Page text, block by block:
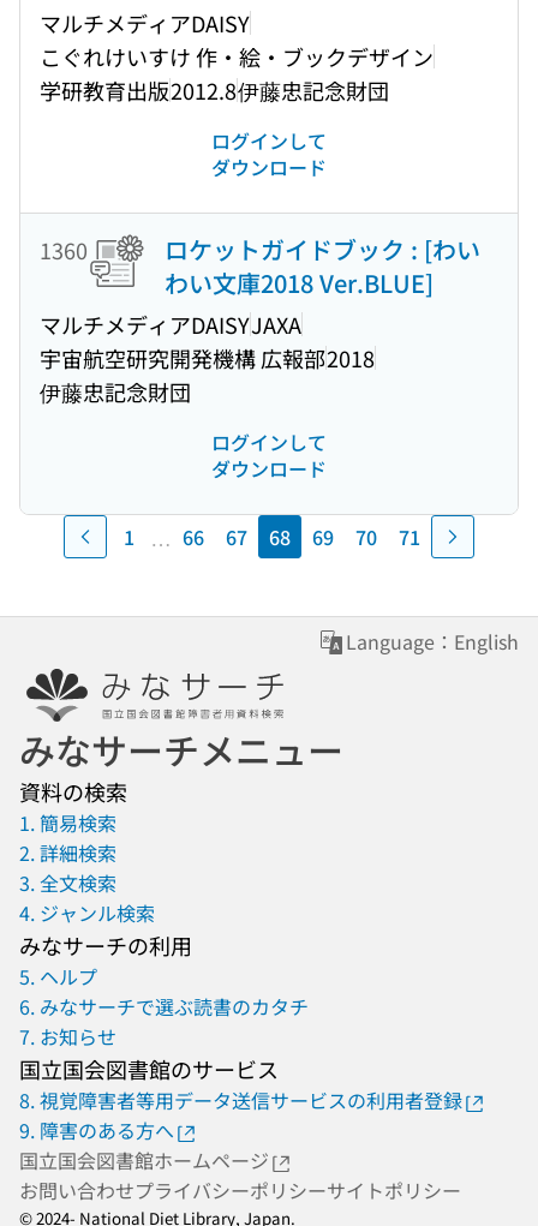
マルチメディアDAISY
こぐれけいすけ 作・絵・ブックデザイン
学研教育出版2012.8伊藤忠記念財団
ログインして
ダウンロード
1360
ロケットガイドブック : [わい
わい文庫2018 Ver.BLUE]
マルチメディアDAISYJAXA
宇宙航空研究開発機構 広報部2018
伊藤忠記念財団
ログインして
ダウンロード
前のページに戻る
1 … 66 67 68 69 70 71 次のペ
Language：English
みなサーチメニュー
資料の検索
1. 簡易検索
2. 詳細検索
3. 全文検索
4. ジャンル検索
みなサーチの利用
5. ヘルプ
6. みなサーチで選ぶ読書のカタチ
7. お知らせ
国立国会図書館のサービス
8. 視覚障害者等用データ送信サービスの利用者登録
9. 障害のある方へ
国立国会図書館ホームページ
お問い合わせプライバシーポリシーサイトポリシー
© 2024- National Diet Library, Japan.